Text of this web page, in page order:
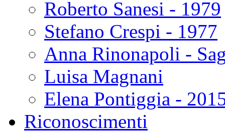
Roberto Sanesi - 1979
Stefano Crespi - 1977
Anna Rinonapoli -
Luisa Magnani
Elena Pontiggia -
Riconoscimenti